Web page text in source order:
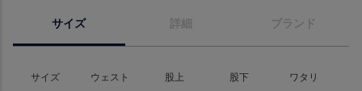
サイズ 詳細 ブランド
サイズ ウェスト 股上 股下 ワタリ